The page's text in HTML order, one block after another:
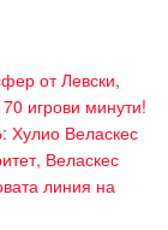
от Левски,
игрови минути!
Веласкес
Веласкес
линия на